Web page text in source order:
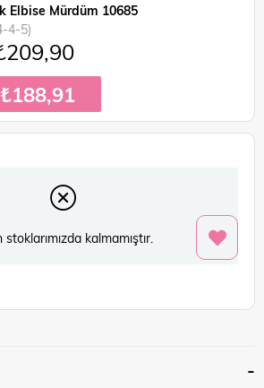
Elbise Mürdüm 10685
4-5)
₺188,91
stoklarımızda kalmamıştır.